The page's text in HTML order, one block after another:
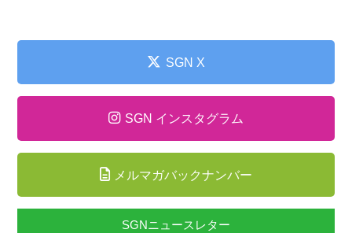
SGN X
SGN インスタグラム
メルマガバックナンバー
SGNニュースレター